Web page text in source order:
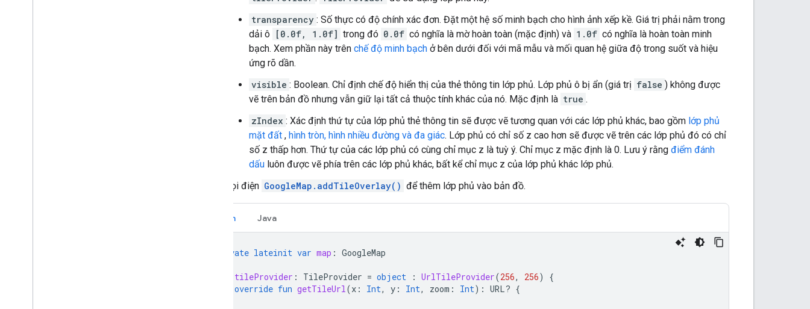
transparency : Số thực có độ chính xác đơn. Đặt một hệ số minh bạch cho hình ảnh xếp kề. Giá trị phải nằm trong
dải ô [0.0f, 1.0f] trong đó 0.0f có nghĩa là mờ hoàn toàn (mặc định) và 1.0f có nghĩa là hoàn toàn minh
bạch. Xem phần này trên chế độ minh bạch ở bên dưới đối với mã mẫu và mối quan hệ giữa độ trong suốt và hiệu
ứng rõ dần.
visible : Boolean. Chỉ định chế độ hiển thị của thẻ thông tin lớp phủ. Lớp phủ ô bị ẩn (giá trị false ) không được
vẽ trên bản đồ nhưng vẫn giữ lại tất cả thuộc tính khác của nó. Mặc định là true .
zIndex : Xác định thứ tự của lớp phủ thẻ thông tin sẽ được vẽ tương quan với các lớp phủ khác, bao gồm lớp phủ
mặt đất , hình tròn, hình nhiều đường và đa giác. Lớp phủ có chỉ số z cao hơn sẽ được vẽ trên các lớp phủ đó có chỉ
số z thấp hơn. Thứ tự của các lớp phủ có cùng chỉ mục z là tuỳ ý. Chỉ mục z mặc định là 0. Lưu ý rằng điểm đánh
dấu luôn được vẽ phía trên các lớp phủ khác, bất kể chỉ mục z của lớp phủ khác lớp phủ.
Gọi điện GoogleMap.addTileOverlay() để thêm lớp phủ vào bản đồ.
Kotlin Java
private lateinit var map : GoogleMap
tileProvider : TileProvider = object : UrlTileProvider(256, 256)
{
override fun getTileUrl(x : Int, y : Int, zoom : Int): URL? {